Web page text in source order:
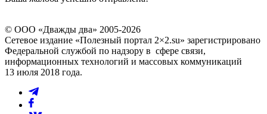
© ООО «Дважды два» 2005-2026
Сетевое издание «Полезный портал 2×2.su» зарегистрировано
Федеральной службой по надзору в сфере связи,
информационных технологий и массовых коммуникаций
13 июля 2018 года.